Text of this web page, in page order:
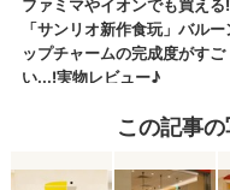
この記事の